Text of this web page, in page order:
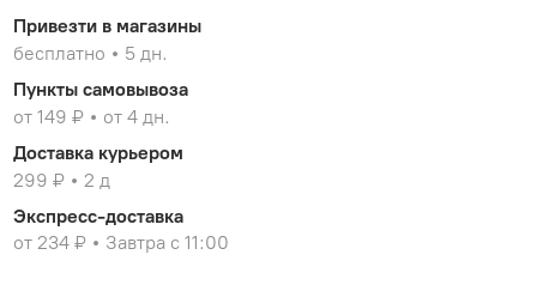
Привезти в магазины
бесплатно
5 дн.
Пункты самовывоза
от 149 ₽
от 4 дн.
Доставка курьером
299 ₽
2 д
Экспресс-доставка
от 234 ₽
Завтра с 11:00